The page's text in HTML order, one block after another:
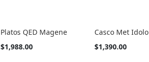
Platos QED Magene
Tan
$1,988.00
Casco Met Idolo
Tan
$1,390.00